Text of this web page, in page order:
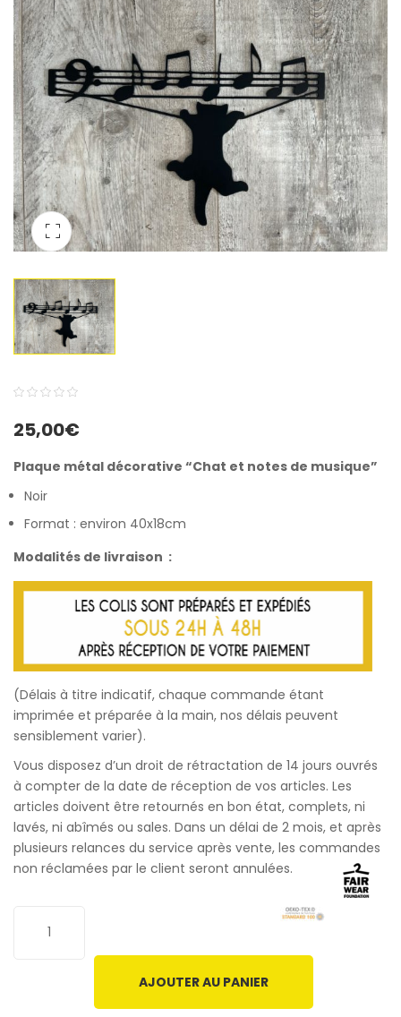
out
based
on
customer
25,00€
Plaque métal décorative “Chat et notes de musique”
Noir
Format : environ 40x18cm
Modalités de livraison :
(Délais à titre indicatif, chaque commande étant
imprimée et préparée à la main, nos délais peuvent
sensiblement varier).
Vous disposez d’un droit de rétractation de 14 jours ouvrés
à compter de la date de réception de vos articles. Les
articles doivent être retournés en bon état, complets, ni
lavés, ni abîmés ou sales. Dans un délai de 2 mois, et après
plusieurs relances du service après vente, les commandes
non réclamées par le client seront annulées.
AJOUTER AU PANIER